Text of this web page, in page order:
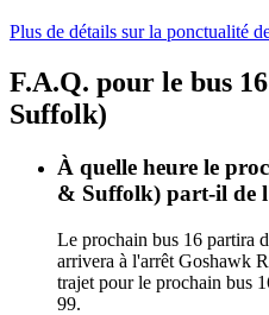
Plus de détails sur la ponctualité
F.A.Q. pour le bus
Suffolk)
À quelle heure le
& Suffolk) part-il de
Le prochain bus 16 partira
arrivera à l'arrêt Goshawk
trajet pour le prochain bus
99.